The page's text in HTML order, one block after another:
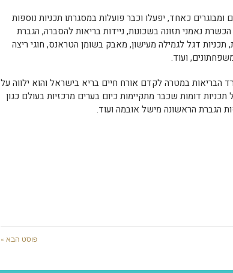
כאחד, יפעלו וכבר פועלות במסגרתו תכניות נוספות
נאמני תזונה בשכונות, ניידות בריאות להסברה, הגברת
תכניות דגל לגמילה מעישון, מאבק בשומן הטראנס, חוגי ריצה
ועוד.
במטרה לקדם אורח חיים בריא בישראל והוא ילווה על
דומות שכבר מתקיימות כיום בערים מרכזיות בעולם כגון
הגברת הראשונה מישל אובמה ועוד.
פוסט הבא »